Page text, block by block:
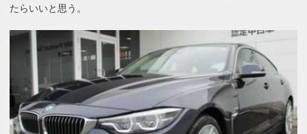
たらいいと思う。